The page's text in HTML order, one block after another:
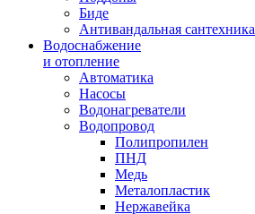
Биде
Антивандальная сантехника
Водоснабжение
и отопление
Автоматика
Насосы
Водонагреватели
Водопровод
Полипропилен
ПНД
Медь
Металопластик
Нержавейка